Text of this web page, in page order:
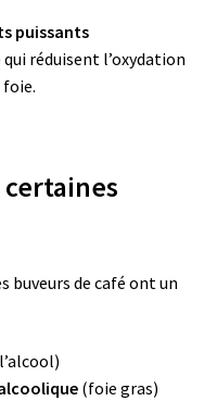
puissants
réduisent l’oxydation
buveurs de café ont un
(foie gras)